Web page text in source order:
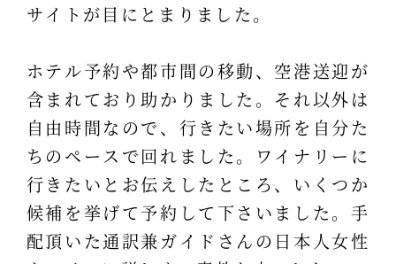
サイトが目にとまりました。
ホテル予約や都市間の移動、空港送迎が
含まれており助かりました。それ以外は
自由時間なので、行きたい場所を自分た
ちのペースで回れました。ワイナリーに
行きたいとお伝えしたところ、いくつか
候補を挙げて予約して下さいました。手
配頂いた通訳兼ガイドさんの日本人女性